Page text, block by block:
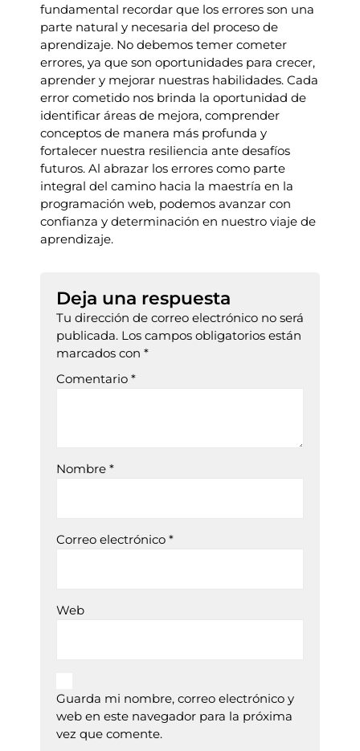
fundamental recordar que los errores son una
parte natural y necesaria del proceso de
aprendizaje. No debemos temer cometer
errores, ya que son oportunidades para crecer,
aprender y mejorar nuestras habilidades. Cada
error cometido nos brinda la oportunidad de
identificar áreas de mejora, comprender
conceptos de manera más profunda y
fortalecer nuestra resiliencia ante desafíos
futuros. Al abrazar los errores como parte
integral del camino hacia la maestría en la
programación web, podemos avanzar con
confianza y determinación en nuestro viaje de
aprendizaje.
Deja una respuesta
Tu dirección de correo electrónico no será
publicada. Los campos obligatorios están
marcados con *
Comentario *
Nombre *
Correo electrónico *
Web
Guarda mi nombre, correo electrónico y
web en este navegador para la próxima
vez que comente.